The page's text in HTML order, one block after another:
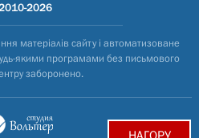
2026
матеріалів сайту і автоматизоване
якими програмами без письмового
заборонено.
НАГОРУ